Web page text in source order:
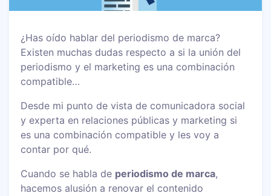
¿Has oído hablar del periodismo de marca?
Existen muchas dudas respecto a si la unión del
periodismo y el marketing es una combinación
compatible…
Desde mi punto de vista de comunicadora social
y experta en relaciones públicas y marketing si
es una combinación compatible y les voy a
contar por qué.
Cuando se habla de periodismo de marca,
hacemos alusión a renovar el contenido